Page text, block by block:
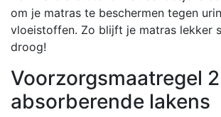
om je matras te beschermen tegen
vloeistoffen. Zo blijft je matras lekker
droog!
Voorzorgsmaatregel
absorberende lakens